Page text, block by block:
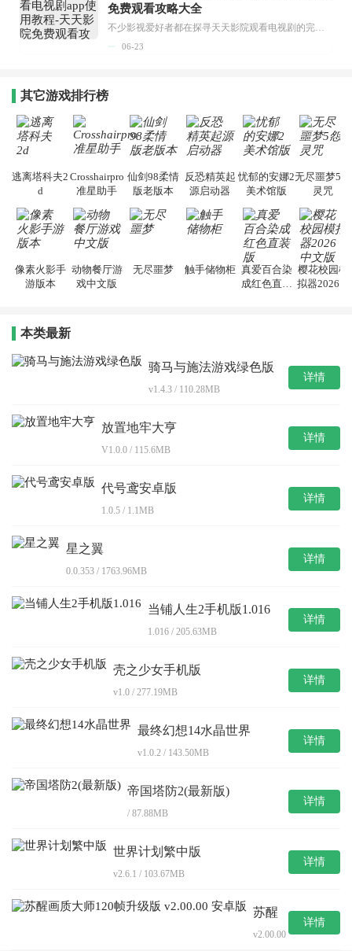
免费观看攻略大全
不少影视爱好者都在探寻天天影院观看电视剧的完整方法，结合最新平台使用规则，本篇新手入门攻略全面讲解观看渠道、检索流程、播放设置以及画面模式调整等实用内容。全文适配手机、电脑等主流设备，步骤简洁易懂，无论是初次使用的新手，还是想要优化观影体验的用户，都能参照内容快速上手，熟练掌握平台各项操作技巧，轻松畅享影视内容。...
06-23
其它游戏排行榜
逃离塔科夫2
d
Crosshairpro
准星助手
仙剑98柔情
版老版本
反恐精英起
源启动器
忧郁的安娜2
美术馆版
无尽噩梦5怨
灵咒
像素火影手
游版本
动物餐厅游
戏中文版
无尽噩梦 触手储物柜 真爱百合染
成红色直装
樱花校园模
拟器2026中
本类最新
骑马与施法游戏绿色版
v1.4.3 / 110.28MB
详情
放置地牢大亨
V1.0.0 / 115.6MB
详情
代号鸢安卓版
1.0.5 / 1.1MB
详情
星之翼
0.0.353 / 1763.96MB
详情
当铺人生2手机版1.016
1.016 / 205.63MB
详情
壳之少女手机版
v1.0 / 277.19MB
详情
最终幻想14水晶世界
v1.0.2 / 143.50MB
详情
帝国塔防2(最新版)
/ 87.88MB
详情
世界计划繁中版
v2.6.1 / 103.67MB
详情
苏醒
大师
v2.00.00
详情